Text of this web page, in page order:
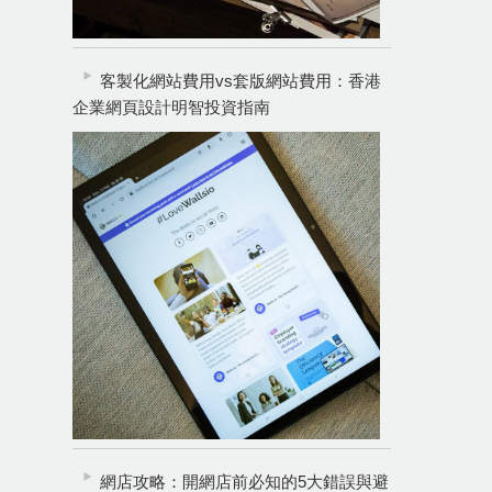
客製化網站費用vs套版網站費用：香港
企業網頁設計明智投資指南
網店攻略：開網店前必知的5大錯誤與避